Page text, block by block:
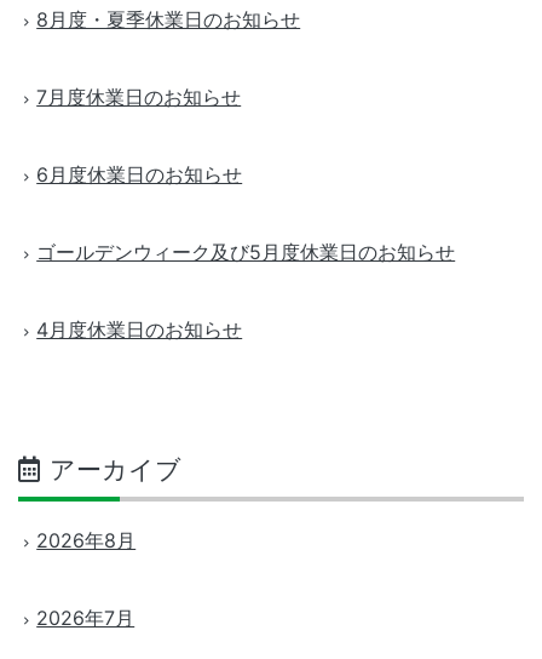
8月度・夏季休業日のお知らせ
7月度休業日のお知らせ
6月度休業日のお知らせ
ゴールデンウィーク及び5月度休業日のお知らせ
4月度休業日のお知らせ
アーカイブ
2026年8月
2026年7月